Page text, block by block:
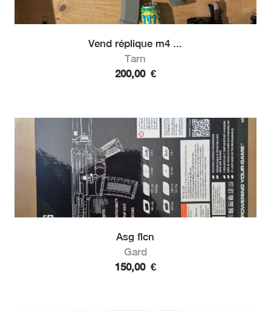
Vend réplique m4 ...
Tarn
200,00 €
Asg flcn
Gard
150,00 €